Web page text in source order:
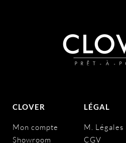
CLOVER
Mon compte
Showroom
LÉGAL
M. Légales
CGV